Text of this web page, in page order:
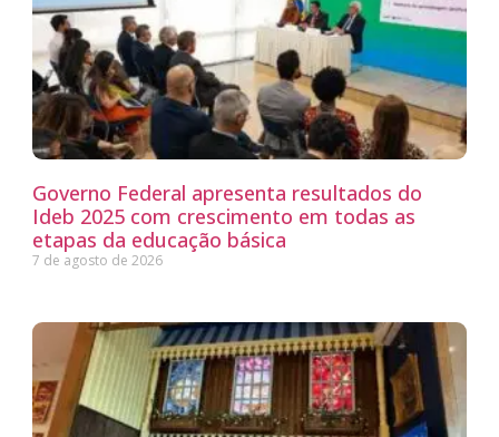
Governo Federal apresenta resultados do
Ideb 2025 com crescimento em todas as
etapas da educação básica
7 de agosto de 2026